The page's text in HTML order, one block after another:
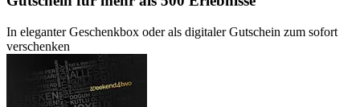
In eleganter Geschenkbox oder als digitaler Gutschein zum sofort
verschenken